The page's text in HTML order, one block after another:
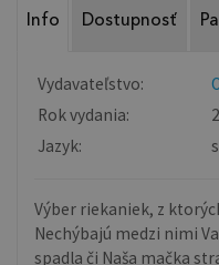
Info Dostupnosť
Vydavateľstvo:
Rok vydania:
Jazyk:
Výber riekaniek, z
Nechýbajú medzi nimi
spadla či Naša mačka